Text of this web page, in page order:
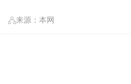
来源：本网